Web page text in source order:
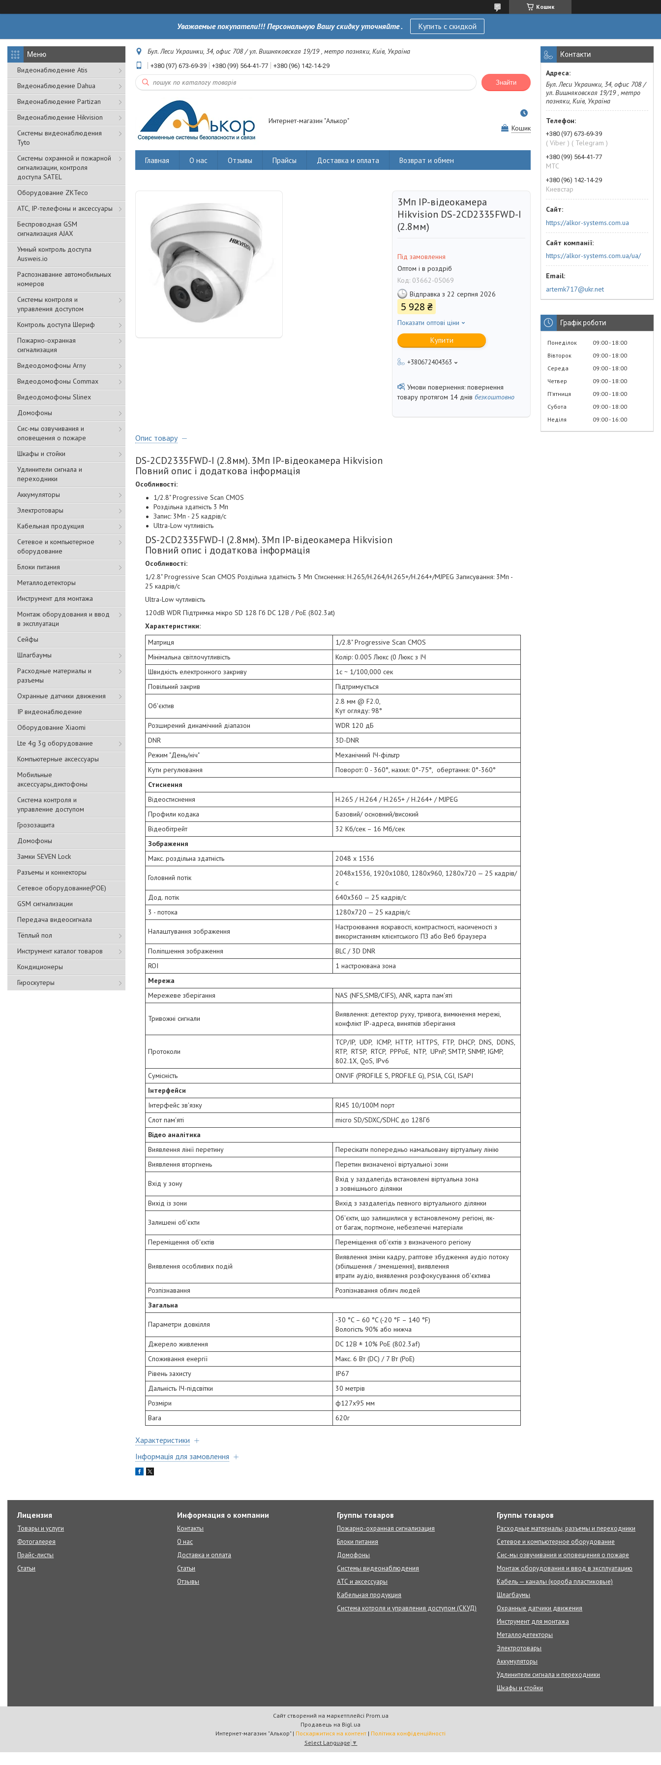
Кошик
Уважаемые покупатели!!! Персональную Вашу скидку уточняйте . Купить с скидкой
Видеонаблюдение Atis
Видеонаблюдение Dahua
Видеонаблюдение Partizan
Видеонаблюдение Hikvision
Системы видеонаблюдения
Tyto
Cистемы охранной и пожарной
сигнализации, контроля
доступа SATEL
Оборудование ZKTeco
АТС, IP-телефоны и аксессуары
Беспроводная GSM
сигнализация АJAX
Умный контроль доступа
Ausweis.io
Распознавание автомобильных
номеров
Системы контроля и
управления доступом
Контроль доступа Шериф
Пожарно-охранная
сигнализация
Видеодомофоны Arny
Видеодомофоны Commax
Видеодомофоны Slinex
Домофоны
Сис-мы озвучивания и
оповещения о пожаре
Шкафы и стойки
Удлинители сигнала и
переходники
Аккумуляторы
Электротовары
Кабельная продукция
Сетевое и компьютерное
оборудование
Блоки питания
Металлодетекторы
Инструмент для монтажа
Монтаж оборудования и ввод
в эксплуатаци
Сейфы
Шлагбаумы
Расходные материалы и
разъемы
Охранные датчики движения
IP видеонаблюдение
Оборудование Xiaomi
Lte 4g 3g оборудование
Компьютерные аксессуары
Мобильные
аксессуары,диктофоны
Система контроля и
управление доступом
Грозозащита
Домофоны
Замки SEVEN Lock
Разъемы и коннекторы
Сетевое оборудование(POE)
GSM сигнализации
Передача видеосигнала
Тёплый пол
Инструмент каталог товаров
Кондиционеры
Гироскутеры
Бул. Леси Украинки, 34, офис 708 / ул. Вишняковская 19/19 , метро позняки, Київ, Україна
+380 (97) 673-69-39 +380 (99) 564-41-77 +380 (96) 142-14-29
Знайти
Интернет-магазин "Алькор"
Кошик
Главная О нас Отзывы Прайсы Доставка и оплата Возврат и обмен
3Мп IP-відеокамера
Hikvision DS-2CD2335FWD-I
(2.8мм)
Під замовлення
Оптом і в роздріб
Код: 03662-05069
Відправка з 22 серпня 2026
5 928 ₴
Показати оптові ціни
Купити
+380672404363
повернення
товару протягом 14 днів безкоштовно
Опис товару
DS-2CD2335FWD-I (2.8мм). 3Мп IP-відеокамера Hikvision
Повний опис і додаткова інформація
Особливості:
1/2.8" Progressive Scan CMOS
Роздільна здатність 3 Мп
Запис: 3Мп - 25 кадрів/с
Ultra-Low чутливість
DS-2CD2335FWD-I (2.8мм). 3Мп IP-відеокамера Hikvision
Повний опис і додаткова інформація
Особливості:
1/2.8" Progressive Scan CMOS Роздільна здатність 3 Мп Стиснення: H.265/H.264/H.265+/H.264+/MJPEG Записування: 3Мп -
25 кадрів/с
Ultra-Low чутливість
120dB WDR Підтримка мікро SD 128 Гб DC 12В / PoE (802.3at)
Характеристики:
Матриця
1/2.8" Progressive Scan CMOS
Мінімальна світлочутливість
Колір: 0.005 Люкс (0 Люкс з ІЧ
Швидкість електронного закриву
1с ~ 1/100,000 сек
Повільний закрив
Підтримується
Об'єктив
2.8 мм @ F2.0,
Кут огляду: 98°
Розширений динамічний діапазон
WDR 120 дБ
DNR
3D-DNR
Режим "День/ніч"
Механічний ІЧ-фільтр
Кути регулювання
Поворот: 0 - 360°, нахил: 0°-75°, обертання: 0°-360°
Стиснення
Відеостиснення
H.265 / H.264 / H.265+ / H.264+ / MJPEG
Профили кодака
Базовий/ основний/високий
Відеобітрейт
32 Кб/сек – 16 Мб/сек
Зображення
Макс. роздільна здатність
2048 x 1536
Головний потік
2048x1536, 1920х1080, 1280x960, 1280x720 — 25 кадрів/
с
Дод. потік
640x360 — 25 кадрів/с
3 - потока
1280x720 — 25 кадрів/с
Налаштування зображення
Настроювання яскравості, контрастності, насиченості з
використанням клієнтського ПЗ або Веб браузера
Поліпшення зображення
BLC / 3D DNR
ROI
1 настроювана зона
Мережа
Мережеве зберігання
NAS (NFS,SMB/CIFS), ANR, карта пам'яті
Тривожні сигнали
Виявлення: детектор руху, тривога, вимкнення мережі,
конфлікт IP-адреса, винятків зберігання
Протоколи
TCP/IP, UDP, ICMP, HTTP, HTTPS, FTP, DHCP, DNS, DDNS,
RTP, RTSP, RTCP, PPPoE, NTP, UPnP, SMTP, SNMP, IGMP,
802.1X, QoS, IPv6
Сумісність
ONVIF (PROFILE S, PROFILE G), PSIA, CGI, ISAPI
Інтерфейси
Інтерфейс зв'язку
RJ45 10/100М порт
Слот пам'яті
micro SD/SDXC/SDHC до 128Гб
Відео аналітика
Виявлення лінії перетину
Пересікати попередньо намальовану віртуальну лінію
Виявлення вторгнень
Перетин визначеної віртуальної зони
Вхід у зону
Вхід у заздалегідь встановлені віртуальна зона
з зовнішнього ділянки
Вихід із зони
Вихід з заздалегідь певного віртуального ділянки
Залишені об'єкти
Об'єкти, що залишилися у встановленому регіоні, як-
от багаж, портмоне, небезпечні матеріали
Переміщення об'єктів
Переміщення об'єктів з визначеного регіону
Виявлення особливих подій
Виявлення зміни кадру, раптове збудження аудіо потоку
(збільшення / зменшення), виявлення
втрати аудіо, виявлення розфокусування об'єктива
Розпізнавання
Розпізнавання облич людей
Загальна
Параметри довкілля
-30 °C – 60 °C (-20 °F – 140 °F)
Вологість 90% або нижча
Джерело живлення
DC 12В ± 10% PoE (802.3af)
Споживання енергії
Макс. 6 Вт (DC) / 7 Вт (PoE)
Рівень захисту
IP67
Дальність ІЧ-підсвітки
30 метрів
Розміри
ф127х95 мм
Вага
620г
Характеристики
Інформація для замовлення
Контакти
Бул. Леси Украинки, 34, офис 708 /
ул. Вишняковская 19/19 , метро
позняки, Київ, Україна
+380 (97) 673-69-39
( Viber ) ( Telegram )
+380 (99) 564-41-77
МТС
+380 (96) 142-14-29
Киевстар
https://alkor-systems.com.ua
https://alkor-systems.com.ua/ua/
artemk717@ukr.net
Графік роботи
Понеділок 09:00 18:00
Вівторок
09:00 18:00
Середа
09:00 18:00
Четвер
09:00 18:00
Пʼятниця
09:00 18:00
Субота
09:00 18:00
Неділя
09:00 16:00
Лицензия
Товары и услуги
Фотогалерея
Прайс-листы
Статьи
Информация о компании
Контакты
О нас
Доставка и оплата
Статьи
Отзывы
Группы товаров
Пожарно-охранная сигнализация
Блоки питания
Домофоны
Системы видеонаблюдения
АТС и аксессуары
Кабельная продукция
Система котроля и управления доступом (СКУД)
Группы товаров
Расходные материалы, разъемы и переходники
Сетевое и компьютерное оборудование
Сис-мы озвучивания и оповещения о пожаре
Монтаж оборудования и ввод в эксплуатацию
Кабель — каналы (короба пластиковые)
Шлагбаумы
Охранные датчики движения
Инструмент для монтажа
Металлодетекторы
Электротовары
Аккумуляторы
Удлинители сигнала и переходники
Шкафы и стойки
Сайт створений на маркетплейсі Prom.ua
Продавець на Bigl.ua
Интернет-магазин "Алькор" | Поскаржитися на контент | Політика конфіденційності
Select Language ▼